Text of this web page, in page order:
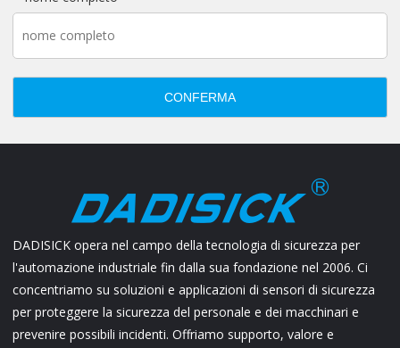
CONFERMA
DADISICK opera nel campo della tecnologia di sicurezza per
l'automazione industriale fin dalla sua fondazione nel 2006. Ci
concentriamo su soluzioni e applicazioni di sensori di sicurezza
per proteggere la sicurezza del personale e dei macchinari e
prevenire possibili incidenti. Offriamo supporto, valore e